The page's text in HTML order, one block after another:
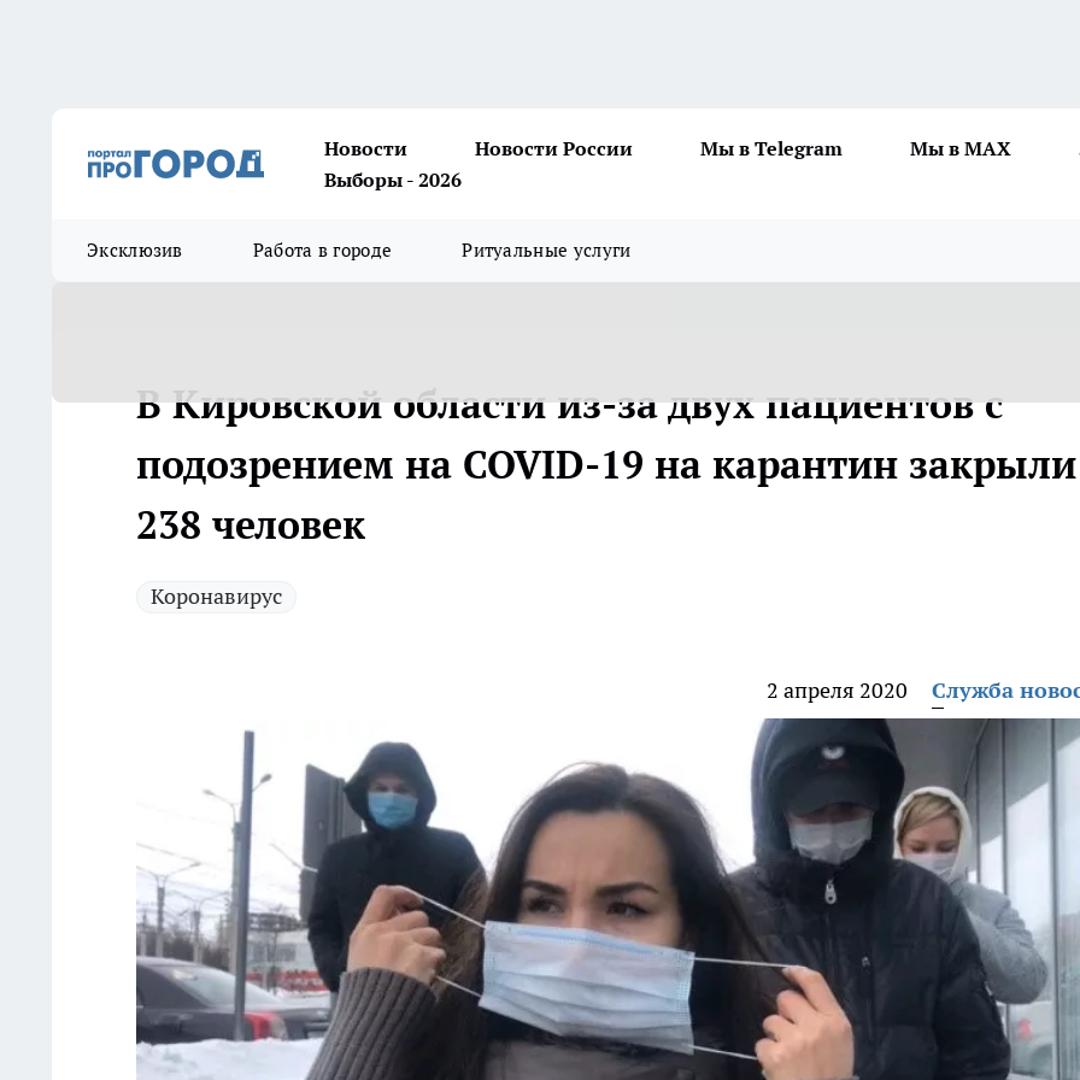
Новости Новости России Мы в Telegram Мы в MAX
Выборы - 2026
Эксклюзив Работа в городе Ритуальные услуги
В Кировской области из-за двух пациентов с
подозрением на COVID-19 на карантин закрыли
238 человек
Коронавирус
2 апреля 2020 Служба